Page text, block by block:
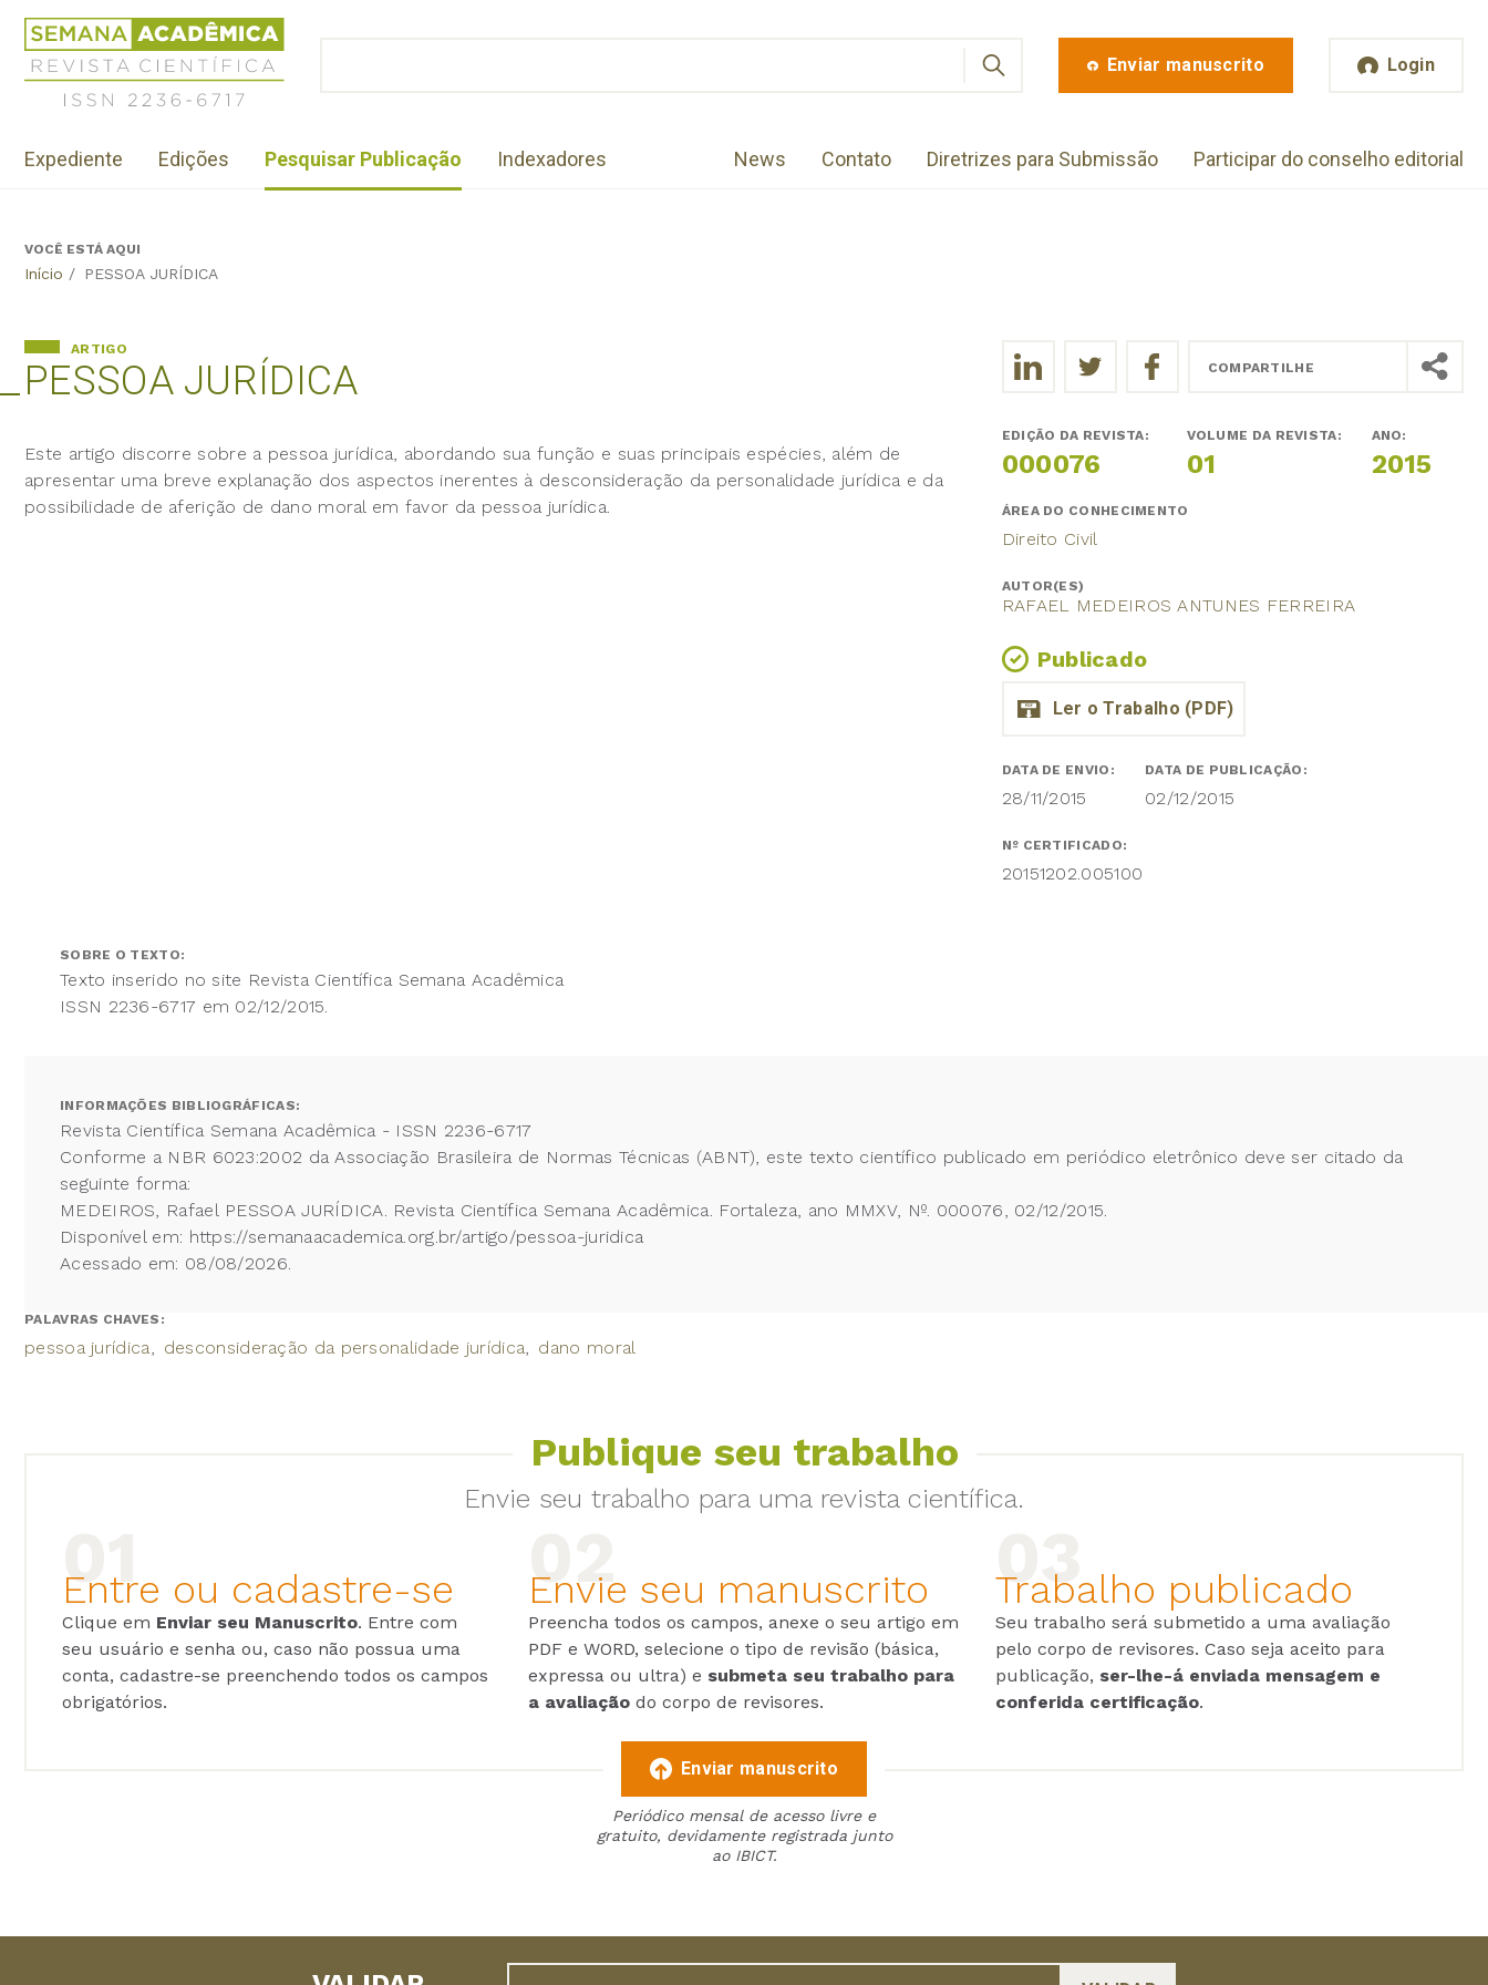
Jump
navigation
Revista
Científica
Semana
Acadêmica
2236-
Enviar manuscrito Login
Menu
institutional
Expediente Edições Pesquisar Publicação Indexadores News Contato Diretrizes para Submissão Participar do conselho editorial
BackVOCÊ ESTÁ AQUI
Início / PESSOA JURÍDICA
PESSOA JURÍDICA
ARTIGO
Este artigo discorre sobre a pessoa jurídica, abordando sua função e suas principais espécies, além de
apresentar uma breve explanação dos aspectos inerentes à desconsideração da personalidade jurídica e da
possibilidade de aferição de dano moral em favor da pessoa jurídica.
COMPARTILHE
EDIÇÃO DA REVISTA:
000076
VOLUME DA REVISTA:
01
ANO:
2015
ÁREA DO CONHECIMENTO
Direito Civil
AUTOR(ES)
RAFAEL MEDEIROS ANTUNES FERREIRA
Publicado
DATA DE ENVIO:
28/11/2015
DATA DE PUBLICAÇÃO:
02/12/2015
Nº CERTIFICADO:
20151202.005100
SOBRE O TEXTO:
Texto inserido no site Revista Científica Semana Acadêmica
ISSN 2236-6717 em 02/12/2015.
INFORMAÇÕES BIBLIOGRÁFICAS:
Revista Científica Semana Acadêmica - ISSN 2236-6717
Conforme a NBR 6023:2002 da Associação Brasileira de Normas Técnicas (ABNT), este texto científico publicado em periódico eletrônico deve ser citado da
seguinte forma:
MEDEIROS, Rafael PESSOA JURÍDICA. Revista Científica Semana Acadêmica. Fortaleza, ano MMXV, Nº. 000076, 02/12/2015.
Disponível em: https://semanaacademica.org.br/artigo/pessoa-juridica
Acessado em: 08/08/2026.
PALAVRAS CHAVES:
pessoa jurídica desconsideração da personalidade jurídica dano moral
Publique seu trabalho
Envie seu trabalho para uma revista científica.
Entre ou cadastre-se
Clique em Enviar seu Manuscrito. Entre com
seu usuário e senha ou, caso não possua uma
conta, cadastre-se preenchendo todos os campos
obrigatórios.
Envie seu manuscrito
Preencha todos os campos, anexe o seu artigo em
PDF e WORD, selecione o tipo de revisão (básica,
expressa ou ultra) e submeta seu trabalho para
a avaliação do corpo de revisores.
Trabalho publicado
Seu trabalho será submetido a uma avaliação
pelo corpo de revisores. Caso seja aceito para
publicação, ser-lhe-á enviada mensagem e
conferida certificação.
Enviar manuscrito
Periódico mensal de acesso livre e
gratuito, devidamente registrada junto
ao IBICT.